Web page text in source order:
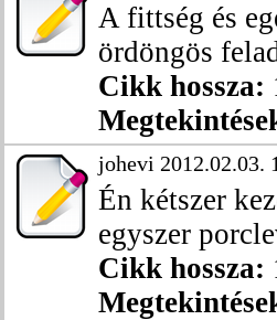
A fittség és
ördöngös
Cikk hossza:
johevi 2012.02.03.
Én kétszer
egyszer
Cikk hossza: